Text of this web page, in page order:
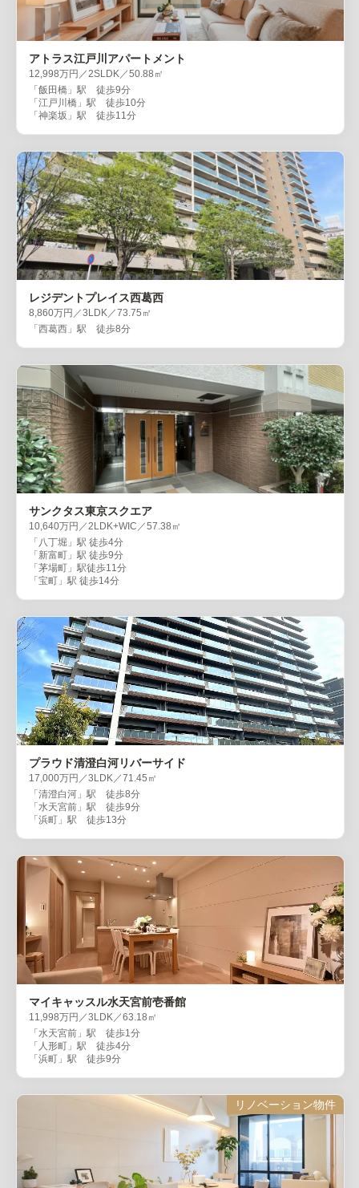
アトラス江戸川アパートメント
12,998万円／2SLDK／50.88㎡
「飯田橋」駅 徒歩9分
「江戸川橋」駅 徒歩10分
「神楽坂」駅 徒歩11分
レジデントプレイス西葛西
8,860万円／3LDK／73.75㎡
「西葛西」駅 徒歩8分
サンクタス東京スクエア
10,640万円／2LDK+WIC／57.38㎡
「八丁堀」駅 徒歩4分
「新富町」駅 徒歩9分
「茅場町」駅徒歩11分
「宝町」駅 徒歩14分
プラウド清澄白河リバーサイド
17,000万円／3LDK／71.45㎡
「清澄白河」駅 徒歩8分
「水天宮前」駅 徒歩9分
「浜町」駅 徒歩13分
マイキャッスル水天宮前壱番館
11,998万円／3LDK／63.18㎡
「水天宮前」駅 徒歩1分
「人形町」駅 徒歩4分
「浜町」駅 徒歩9分
リノベーション物件